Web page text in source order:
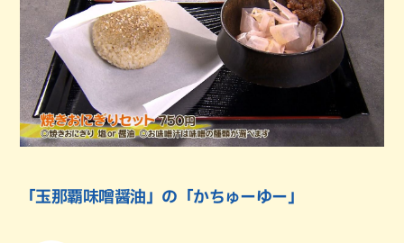
「玉那覇味噌醤油」の「かちゅーゆー」